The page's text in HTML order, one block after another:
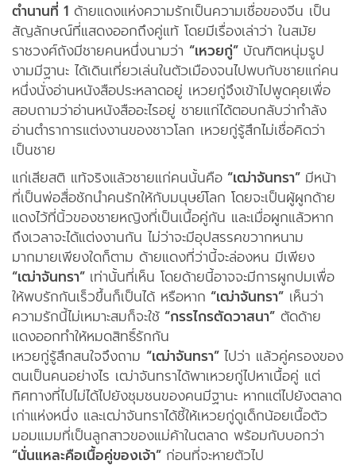
ตำนานที่ 1 ด้ายแดงแห่งความรักเป็นความเชื่อของจีน เป็น
สัญลักษณ์ที่แสดงออกถึงคู่แท้ โดยมีเรื่องเล่าว่า ในสมัย
ราชวงศ์ถังมีชายคนหนึ่งนามว่า “เหวยกู่” บัณฑิตหนุ่มรูป
งามมีฐานะ ได้เดินเที่ยวเล่นในตัวเมืองจนไปพบกับชายแก่คน
หนึ่งนั่งอ่านหนังสือประหลาดอยู่ เหวยกู่จึงเข้าไปพูดคุยเพื่อ
สอบถามว่าอ่านหนังสืออะไรอยู่ ชายแก่ได้ตอบกลับว่ากำลัง
อ่านตำราการแต่งงานของชาวโลก เหวยกู่รู้สึกไม่เชื่อคิดว่า
เป็นชาย
แก่เสียสติ แท้จริงแล้วชายแก่คนนั้นคือ “เฒ่าจันทรา” มีหน้า
ที่เป็นพ่อสื่อชักนำคนรักให้กับมนุษย์โลก โดยจะเป็นผู้ผูกด้าย
แดงไว้ที่นิ้วของชายหญิงที่เป็นเนื้อคู่กัน และเมื่อผูกแล้วหาก
ถึงเวลาจะได้แต่งงานกัน ไม่ว่าจะมีอุปสรรคขวากหนาม
มากมายเพียงใดก็ตาม ด้ายแดงที่ว่านี้จะล่องหน มีเพียง
“เฒ่าจันทรา” เท่านั้นที่เห็น โดยด้ายนี้อาจจะมีการผูกปมเพื่อ
ให้พบรักกันเร็วขึ้นก็เป็นได้ หรือหาก “เฒ่าจันทรา” เห็นว่า
ความรักนี้ไม่เหมาะสมก็จะใช้ “กรรไกรตัดวาสนา” ตัดด้าย
แดงออกทำให้หมดสิทธิ์รักกัน
เหวยกู่รู้สึกสนใจจึงถาม “เฒ่าจันทรา” ไปว่า แล้วคู่ครองของ
ตนเป็นคนอย่างไร เฒ่าจันทราได้พาเหวยกู่ไปหาเนื้อคู่ แต่
ทิศทางที่ไปไม่ได้ไปยังชุมชนของคนมีฐานะ หากแต่ไปยังตลาด
เก่าแห่งหนึ่ง และเฒ่าจันทราได้ชี้ให้เหวยกู่ดูเด็กน้อยเนื้อตัว
มอมแมมที่เป็นลูกสาวของแม่ค้าในตลาด พร้อมกับบอกว่า
“นั่นแหละคือเนื้อคู่ของเจ้า” ก่อนที่จะหายตัวไป